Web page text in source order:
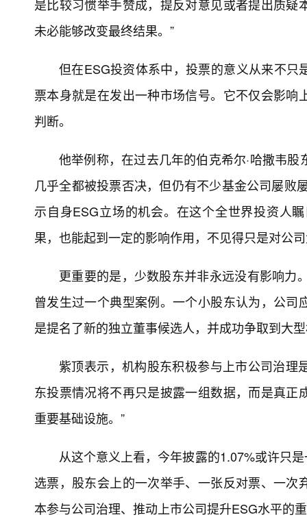
是比较习惯举手赞成，提反对意见或者提出质
未必能够改变最终结果。”
但在ESG投资体系中，投票的意义从来不
票本身就是在发出一种市场信号。它不仅会影
判断。
他举例称，在过去几年的伯克希尔·哈撒韦
几乎全都被投票否决，但仍有不少基金公司屡败
示自身ESG立场的机会。在这个全世界投资人
果，也能起到一定的影响作用，不见得只是对公
更重要的是，少数股东并非永远没有影响力
曾发生过一个典型案例。一个小股东认为，公
是提名了新的独立董事候选人，并成功争取到大
紫顶表示，机构股东积极参与上市公司治理
东投票情况将不再只是披露一组数据，而是真
重要基础设施。”
从这个意义上看，今年披露的1.07%或许只
选票，股东会上的一次举手、一张反对票、一
本参与公司治理、推动上市公司提升ESG水平的